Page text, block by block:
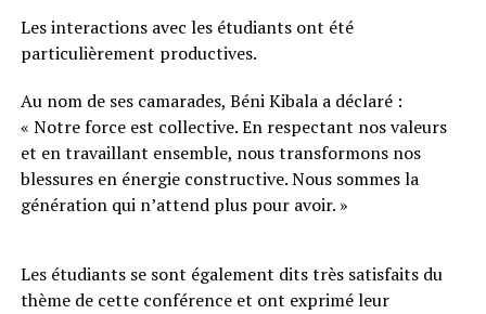
Les interactions avec les étudiants ont été
particulièrement productives.
Au nom de ses camarades, Béni Kibala a déclaré :
« Notre force est collective. En respectant nos valeurs
et en travaillant ensemble, nous transformons nos
blessures en énergie constructive. Nous sommes la
génération qui n’attend plus pour avoir. »
Les étudiants se sont également dits très satisfaits du
thème de cette conférence et ont exprimé leur